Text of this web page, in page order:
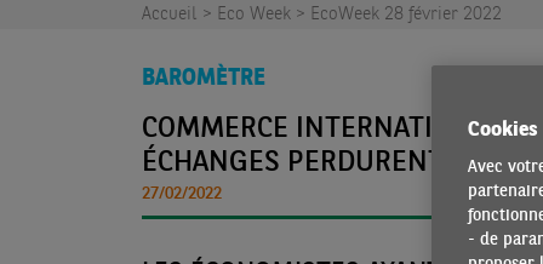
Accueil > Eco Week > EcoWeek 28 février 2022
BAROMÈTRE
COMMERCE INTERNATIONAL :
ÉCHANGES PERDURENT
27/02/2022
Cookies
Avec
- de